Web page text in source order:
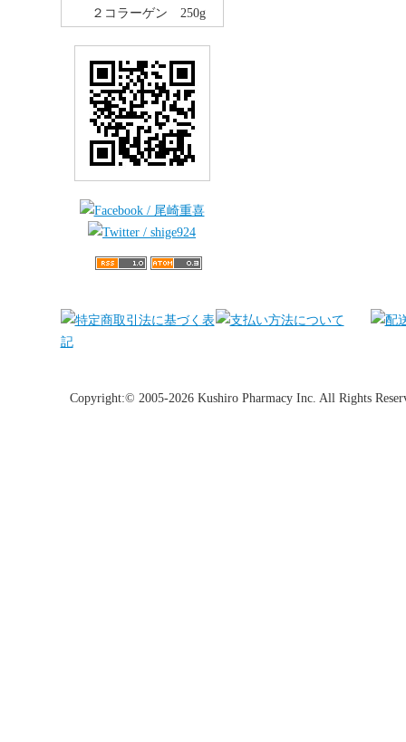
２コラーゲン 250g
Copyright:© 2005-2026 Kushiro Pharmacy Inc. All Rights